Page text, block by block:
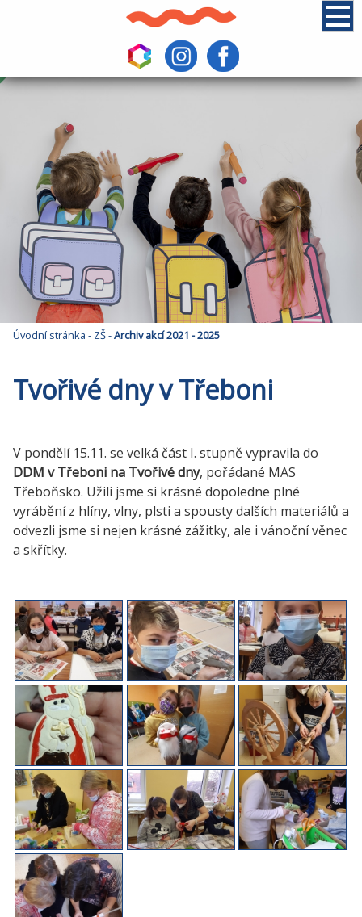
Úvodní stránka - ZŠ-Archiv akcí 2021 - 2025
Tvořivé dny v Třeboni
V pondělí 15.11. se velká část I. stupně vypravila do
DDM v Třeboni na Tvořivé dny, pořádané MAS
Třeboňsko. Užili jsme si krásné dopoledne plné
vyrábění z hlíny, vlny, plsti a spousty dalších materiálů a
odvezli jsme si nejen krásné zážitky, ale i vánoční věnec
a skřítky.